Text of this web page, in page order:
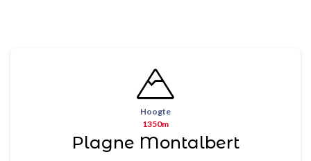
Hoogte
1350m
Plagne Montalbert